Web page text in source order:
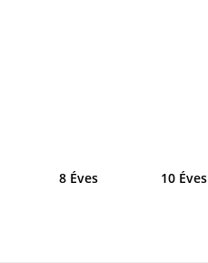
8 Éves 10 Éves